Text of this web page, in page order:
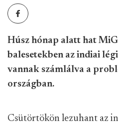
Húsz hónap alatt hat
balesetekben az indiai
vannak számlálva a
országban.
Csütörtökön lezuhant az